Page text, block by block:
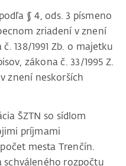
§ 4, ods. 3 písmeno
zriadení v znení
138/1991 Zb. o majetku
zákona č. 33/1995 Z.
znení neskorších
ŠZTN so sídlom
príjmami
mesta Trenčín.
schváleného rozpočtu